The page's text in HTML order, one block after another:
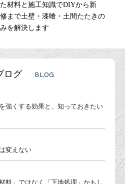
材料と施工知識でDIYから新
まで土壁・漆喰・土間たたきの
を解決します
ログ BLOG
強くする効果と、知っておきたい
変えない
料」ではなく「下地処理」かもし